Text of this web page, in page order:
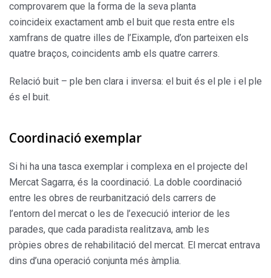
comprovarem que la forma de la seva planta
coincideix exactament amb el buit que resta entre els
xamfrans de quatre illes de l’Eixample, d’on parteixen els
quatre braços, coincidents amb els quatre carrers.
Relació buit – ple ben clara i inversa: el buit és el ple i el ple
és el buit.
Coordinació exemplar
Si hi ha una tasca exemplar i complexa en el projecte del
Mercat Sagarra, és la coordinació. La doble coordinació
entre les obres de reurbanització dels carrers de
l’entorn del mercat o les de l’execució interior de les
parades, que cada paradista realitzava, amb les
pròpies obres de rehabilitació del mercat. El mercat entrava
dins d’una operació conjunta més àmplia.